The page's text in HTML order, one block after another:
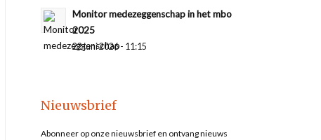
Monitor medezeggenschap in het mbo
2025
22 juni 2026 - 11:15
Nieuwsbrief
Abonneer op onze nieuwsbrief en ontvang nieuws